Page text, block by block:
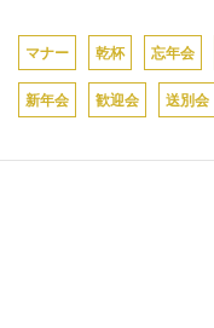
マナー 乾杯 忘年会
新年会 歓迎会 送別会